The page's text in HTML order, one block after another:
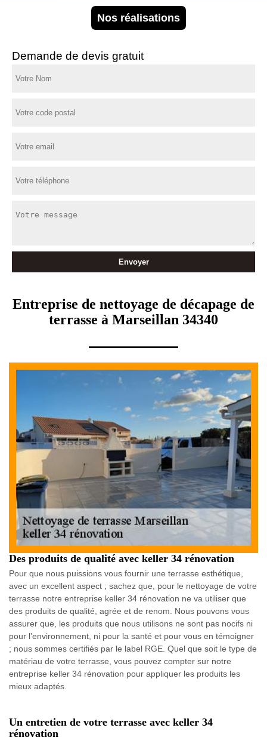
Nos réalisations
Demande de devis gratuit
Entreprise de nettoyage de décapage de
terrasse à Marseillan 34340
Des produits de qualité avec keller 34 rénovation
Pour que nous puissions vous fournir une terrasse esthétique,
avec un excellent aspect ; sachez que, pour le nettoyage de votre
terrasse notre entreprise keller 34 rénovation ne va utiliser que
des produits de qualité, agrée et de renom. Nous pouvons vous
assurer que, les produits que nous utilisons ne sont pas nocifs ni
pour l’environnement, ni pour la santé et pour vous en témoigner
; nous sommes certifiés par le label RGE. Quel que soit le type de
matériau de votre terrasse, vous pouvez compter sur notre
entreprise keller 34 rénovation pour appliquer les produits les
mieux adaptés.
Un entretien de votre terrasse avec keller 34
rénovation